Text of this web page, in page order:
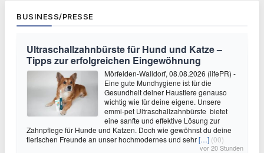
BUSINESS/PRESSE
Ultraschallzahnbürste für Hund und Katze –
Tipps zur erfolgreichen Eingewöhnung
Mörfelden-Walldorf, 08.08.2026 (lifePR) -
Eine gute Mundhygiene ist für die
Gesundheit deiner Haustiere genauso
wichtig wie für deine eigene. Unsere
emmi-pet Ultraschallzahnbürste bietet
eine sanfte und effektive Lösung zur
Zahnpflege für Hunde und Katzen. Doch wie gewöhnst du deine
tierischen Freunde an unser hochmodernes und sehr[…] (00)
vor 20 Stunden